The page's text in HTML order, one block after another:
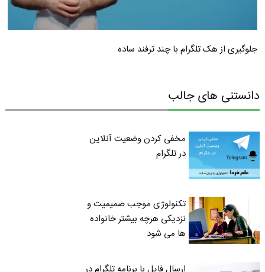
جلوگیری از هک تلگرام با چند ترفند ساده
دانستنی های جالب
مخفی کردن وضعیت آنلاین
در تلگرام
تکنولوژی موجب صمیمیت و
نزدیکی هرچه بیشتر خانواده
ها می شود